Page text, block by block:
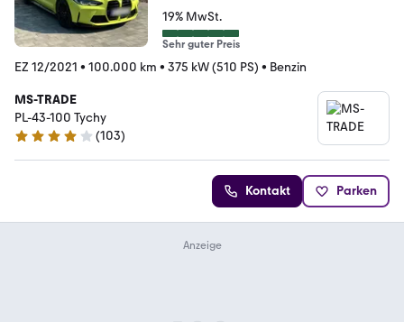
VERSION/
19% MwSt.
Sehr guter Preis
EZ 12/2021 • 100.000 km • 375 kW (510 PS) • Benzin
MS-TRADE
PL-43-100 Tychy
4 Sterne
(103)
Kontakt Parken